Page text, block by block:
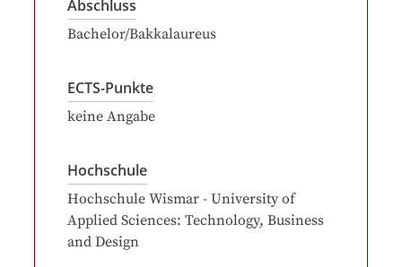
Abschluss
Bachelor/Bakkalaureus
ECTS-Punkte
keine Angabe
Hochschule
Hochschule Wismar - University of
Applied Sciences: Technology, Business
and Design